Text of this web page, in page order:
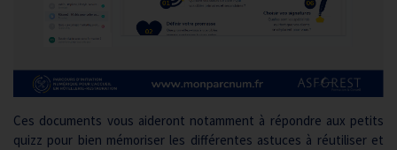
Ces documents vous aideront notamment à répondre aux petits
quizz pour bien mémoriser les différentes astuces à réutiliser et